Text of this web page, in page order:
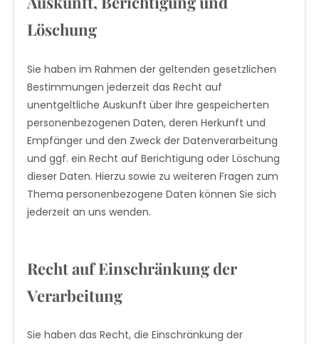
Löschung
Sie haben im Rahmen der geltenden gesetzlichen
Bestimmungen jederzeit das Recht auf
unentgeltliche Auskunft über Ihre gespeicherten
personenbezogenen Daten, deren Herkunft und
Empfänger und den Zweck der Datenverarbeitung
und ggf. ein Recht auf Berichtigung oder Löschung
dieser Daten. Hierzu sowie zu weiteren Fragen zum
Thema personenbezogene Daten können Sie sich
jederzeit an uns wenden.
Recht auf Einschränkung der
Verarbeitung
Sie haben das Recht, die Einschränkung der